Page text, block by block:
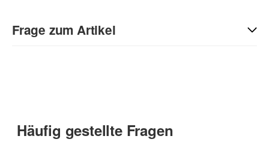
Sie Anderen bei der Kaufentscheidung:
Frage zum Artikel
Häufig gestellte Fragen